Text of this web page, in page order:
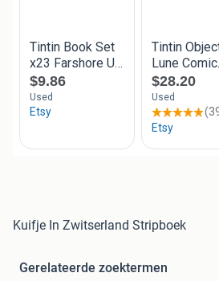
Kuifje In Zwitserland Stripboek
Gerelateerde zoektermen